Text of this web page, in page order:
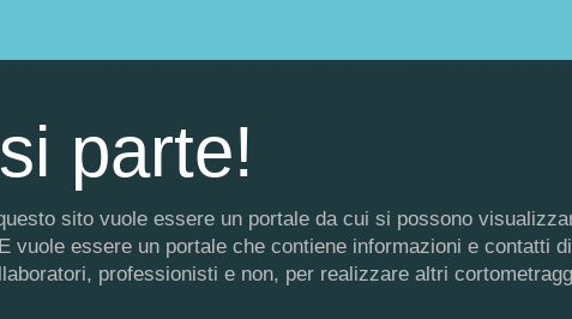
parte!
sito vuole essere un portale da cui si possono
vuole essere un portale che contiene informazioni e contatti
professionisti e non, per realizzare altri